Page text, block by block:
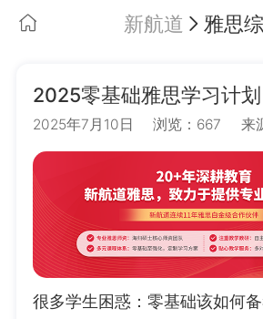
新航道 雅思
2025零基础雅思学习计划
2025年7月10日 浏览：667 来
很多学生困惑：零基础该如何